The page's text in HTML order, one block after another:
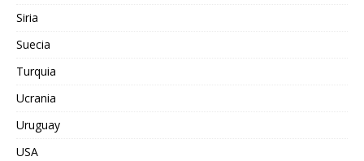
Siria
Suecia
Turquia
Ucrania
Uruguay
USA